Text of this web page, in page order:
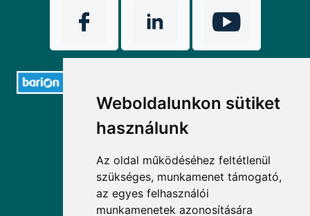
Weboldalunkon sütiket
használunk
Az oldal működéséhez feltétlenül
szükséges, munkamenet támogató,
az egyes felhasználói
munkamenetek azonosítására
ELÉRHETŐSÉGEK
+36 1 880 7600
info@mprx.hu